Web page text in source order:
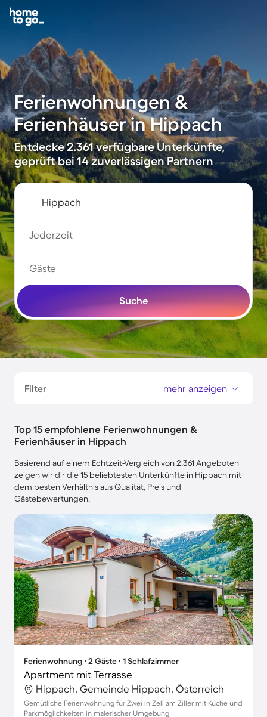
Ferienwohnungen &
Ferienhäuser in Hippach
Entdecke 2.361 verfügbare Unterkünfte,
geprüft bei 14 zuverlässigen Partnern
Jederzeit
Gäste
Suche
Filter mehr anzeigen
Top 15 empfohlene Ferienwohnungen &
Ferienhäuser in Hippach
Basierend auf einem Echtzeit-Vergleich von 2.361 Angeboten
zeigen wir dir die 15 beliebtesten Unterkünfte in Hippach mit
dem besten Verhältnis aus Qualität, Preis und
Gästebewertungen.
Ferienwohnung ∙ 2 Gäste ∙ 1 Schlafzimmer
Apartment mit Terrasse
Hippach, Gemeinde Hippach, Österreich
Gemütliche Ferienwohnung für Zwei in Zell am Ziller mit Küche und
Parkmöglichkeiten in malerischer Umgebung